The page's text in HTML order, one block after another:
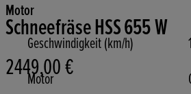
Motor
Geschwindigkeit (km/h)
Motor
Schneefräse HSS 655 W
Aktueller Preis: 2449,00 €.
2449,00 €